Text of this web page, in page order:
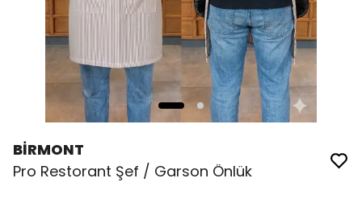
BİRMONT
Pro Restorant Şef / Garson Önlük